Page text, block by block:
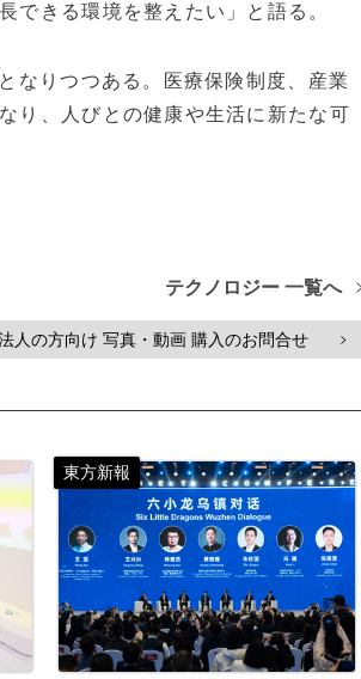
できる環境を整えたい」と語る。
なりつつある。医療保険制度、産業
り、人びとの健康や生活に新たな可
テクノロジー 一覧へ
人の方向け 写真・動画 購入のお問合せ >